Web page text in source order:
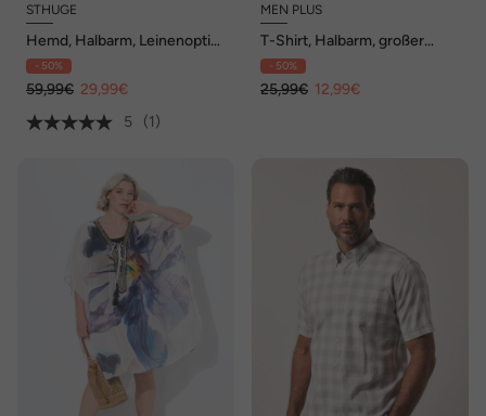
STHUGE
Hemd, Halbarm, Leinenoptik,
Kubakragen, kastiger Fit, bis
8 XL
- 50%
59,99€ 29,99€
5
(1)
MEN PLUS
T-Shirt, Halbarm, großer
Print, Rundhals, bis 8 XL
- 50%
25,99€ 12,99€